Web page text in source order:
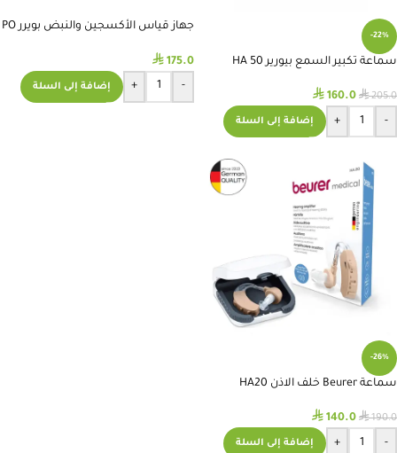
-22%
سماعة تكبير السمع بيورير HA 50
⃁205.0
⃁ 160.0
-
+ إضافة إلى السلة
جهاز قياس الأكسجين والنبض بويرر PO
⃁ 175.0
-
+ إضافة إلى السلة
-26%
سماعة Beurer خلف الاذن HA20
⃁190.0
⃁ 140.0
-
+ إضافة إلى السلة